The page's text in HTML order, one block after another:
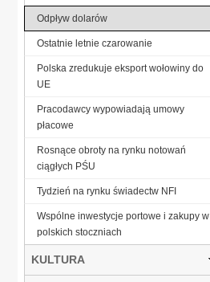
Odpływ dolarów
Ostatnie letnie czarowanie
Polska zredukuje eksport wołowiny do
UE
Pracodawcy wypowiadają umowy
płacowe
Rosnące obroty na rynku notowań
ciągłych PŚU
Tydzień na rynku świadectw NFI
Wspólne inwestycje portowe i zakupy w
polskich stoczniach
KULTURA